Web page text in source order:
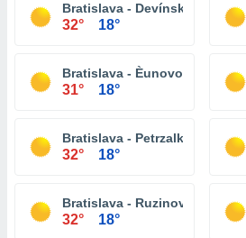
Bratislava - Devínska Nová Ves
32° 18°
Bratislava - Èunovo
31° 18°
Bratislava - Petrzalka
32° 18°
Bratislava - Ruzinov
32° 18°